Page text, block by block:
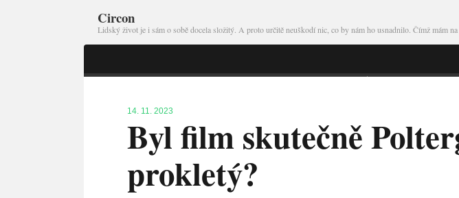
Circon
Lidský život je i sám o sobě docela složitý. A proto určitě neuškodí nic, co by nám ho usnadnilo. Čímž mám
14. 11. 2023
Byl film skutečně
prokletý?